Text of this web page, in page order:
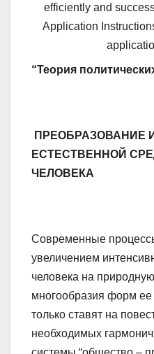
efficiently and
Application
“Теория
ПРЕОБРАЗОВАНИЕ
ЕСТЕСТВЕННОЙ
ЧЕЛОВЕКА
Современные
увеличением
человека на
многообразия форм
только ставят на
необходимых